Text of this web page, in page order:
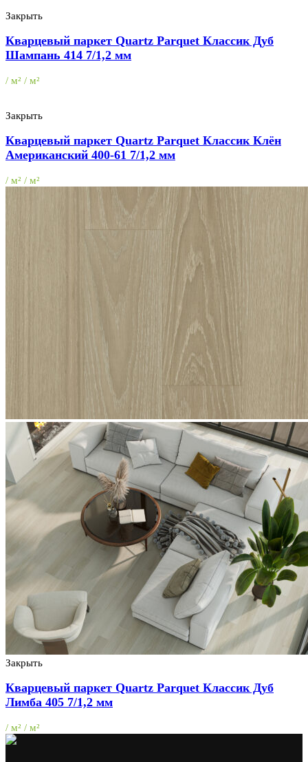
Закрыть
Кварцевый паркет Quartz Parquet Классик Дуб
Шампань 414 7/1,2 мм
/ м² / м²
Закрыть
Кварцевый паркет Quartz Parquet Классик Клён
Американский 400-61 7/1,2 мм
/ м² / м²
Закрыть
Кварцевый паркет Quartz Parquet Классик Дуб
Лимба 405 7/1,2 мм
/ м² / м²